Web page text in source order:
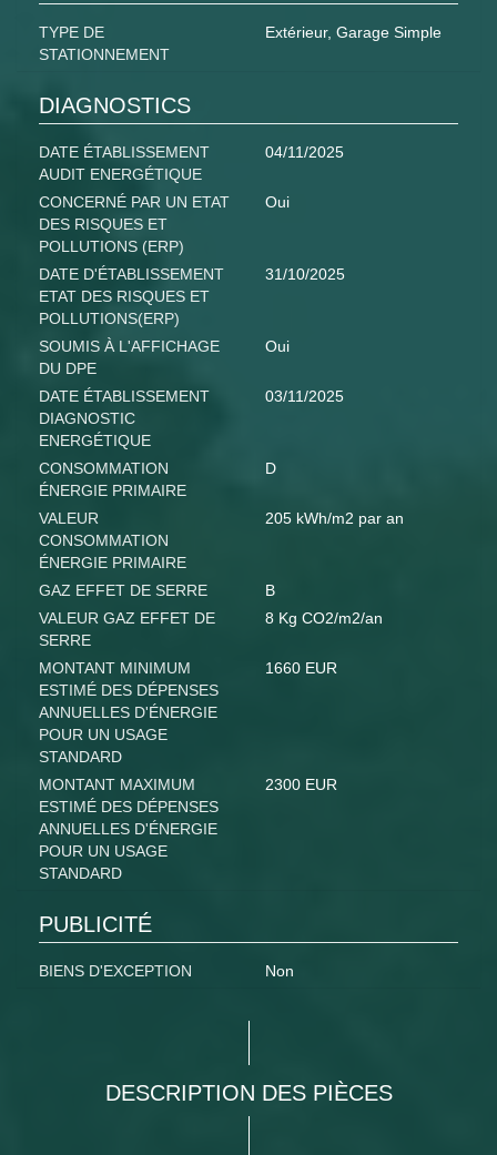
TYPE DE
STATIONNEMENT
Extérieur, Garage Simple
DIAGNOSTICS
DATE ÉTABLISSEMENT
AUDIT ENERGÉTIQUE
04/11/2025
CONCERNÉ PAR UN ETAT
DES RISQUES ET
POLLUTIONS (ERP)
Oui
DATE D'ÉTABLISSEMENT
ETAT DES RISQUES ET
POLLUTIONS(ERP)
31/10/2025
SOUMIS À L'AFFICHAGE
DU DPE
Oui
DATE ÉTABLISSEMENT
DIAGNOSTIC
ENERGÉTIQUE
03/11/2025
CONSOMMATION
ÉNERGIE PRIMAIRE
D
VALEUR
CONSOMMATION
ÉNERGIE PRIMAIRE
205 kWh/m2 par an
GAZ EFFET DE SERRE
B
VALEUR GAZ EFFET DE
SERRE
8 Kg CO2/m2/an
MONTANT MINIMUM
ESTIMÉ DES DÉPENSES
ANNUELLES D'ÉNERGIE
POUR UN USAGE
STANDARD
1660 EUR
MONTANT MAXIMUM
ESTIMÉ DES DÉPENSES
ANNUELLES D'ÉNERGIE
POUR UN USAGE
STANDARD
2300 EUR
PUBLICITÉ
BIENS D'EXCEPTION Non
DESCRIPTION DES PIÈCES